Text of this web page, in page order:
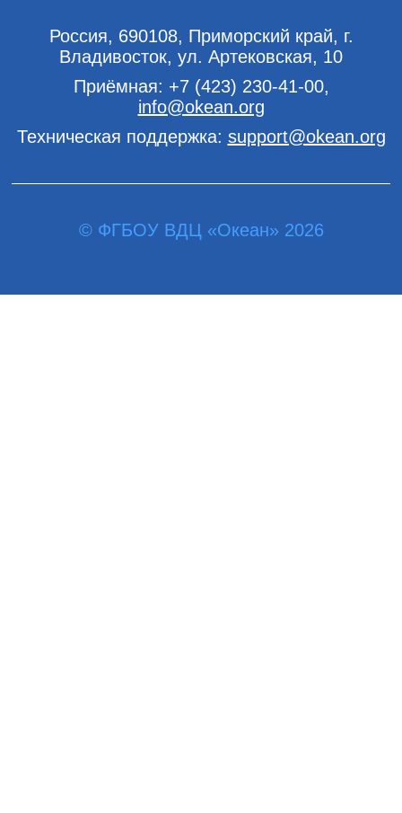
Россия, 690108, Приморский край, г.
Владивосток, ул. Артековская, 10
Приёмная: +7 (423) 230-41-00,
info@okean.org
Техническая поддержка: support@okean.org
© ФГБОУ ВДЦ «Океан» 2026